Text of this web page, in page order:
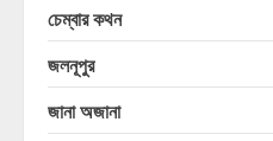
চেম্বার কথন
জলনূপুর
জানা অজানা